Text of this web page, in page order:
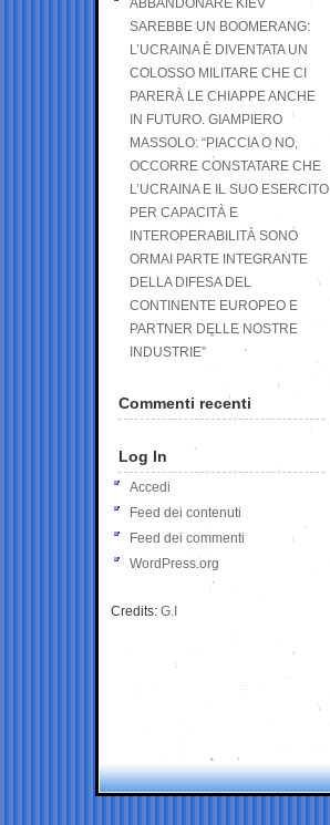
ABBANDONARE KIEV
SAREBBE UN BOOMERANG:
L’UCRAINA È DIVENTATA UN
COLOSSO MILITARE CHE CI
PARERÀ LE CHIAPPE ANCHE
IN FUTURO. GIAMPIERO
MASSOLO: “PIACCIA O NO,
OCCORRE CONSTATARE CHE
L’UCRAINA E IL SUO ESERCITO
PER CAPACITÀ E
INTEROPERABILITÀ SONO
ORMAI PARTE INTEGRANTE
DELLA DIFESA DEL
CONTINENTE EUROPEO E
PARTNER DELLE NOSTRE
INDUSTRIE”
Commenti recenti
Log In
Accedi
Feed dei contenuti
Feed dei commenti
WordPress.org
Credits: G.I